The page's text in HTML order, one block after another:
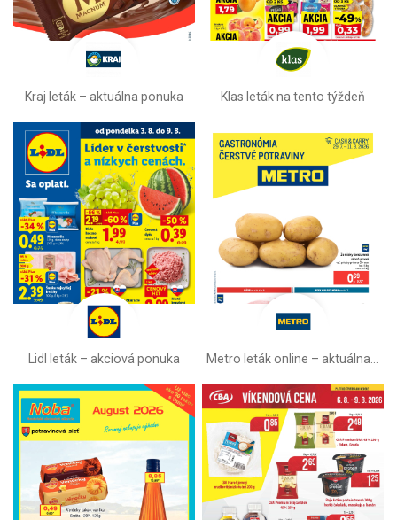
Kraj leták – aktuálna ponuka Klas leták na tento týždeň
Lidl leták –⁠ akciová ponuka